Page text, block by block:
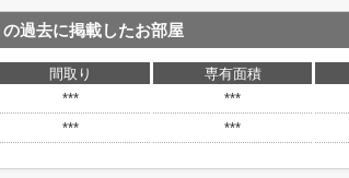
の過去に掲載したお部屋
間取り 専有面積
*** ***
*** ***